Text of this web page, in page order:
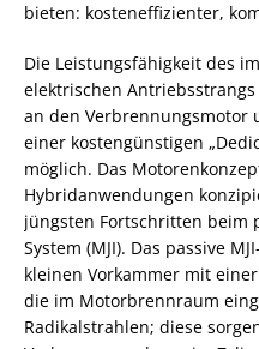
bieten: kosteneffizienter,
Die Leistungsfähigkeit des
elektrischen
an den Verbrennungsmotor
einer kostengünstigen
möglich. Das
Hybridanwendungen
jüngsten Fortschritten beim
System (MJI). Das passive
kleinen Vorkammer mit
die im Motorbrennraum
Radikalstrahlen; diese